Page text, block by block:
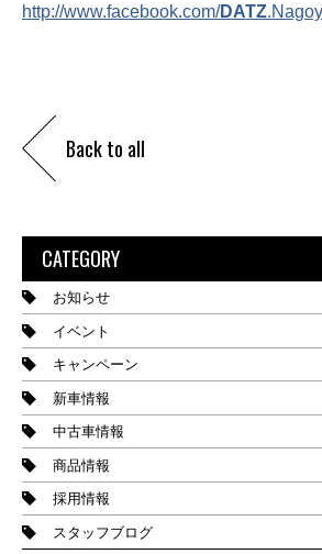
http://www.facebook.com/DATZ
Back to all
CATEGORY
お知らせ
イベント
キャンペーン
新車情報
中古車情報
商品情報
採用情報
スタッフブログ